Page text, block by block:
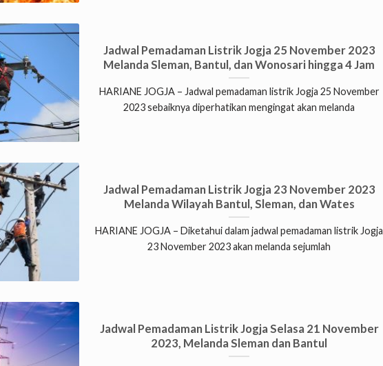
Jadwal Pemadaman Listrik Jogja 25 November 2023
Melanda Sleman, Bantul, dan Wonosari hingga 4 Jam
HARIANE JOGJA – Jadwal pemadaman listrik Jogja 25 November
2023 sebaiknya diperhatikan mengingat akan melanda
Jadwal Pemadaman Listrik Jogja 23 November 2023
Melanda Wilayah Bantul, Sleman, dan Wates
HARIANE JOGJA – Diketahui dalam jadwal pemadaman listrik Jogja
23 November 2023 akan melanda sejumlah
Jadwal Pemadaman Listrik Jogja Selasa 21 November
2023, Melanda Sleman dan Bantul